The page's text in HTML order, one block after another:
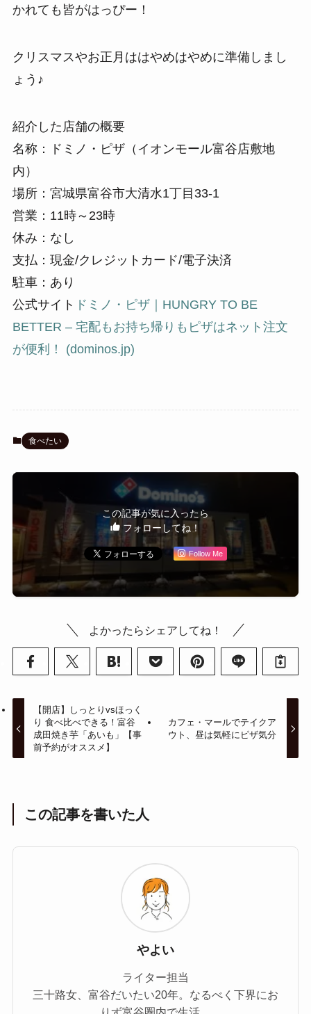
かれても皆がはっぴー！
クリスマスやお正月ははやめはやめに準備しまし
ょう♪
紹介した店舗の概要
名称：ドミノ・ピザ（イオンモール富谷店敷地
内）
場所：宮城県富谷市大清水1丁目33-1
営業：11時～23時
休み：なし
支払：現金/クレジットカード/電子決済
駐車：あり
公式サイト ドミノ・ピザ｜HUNGRY TO BE
BETTER – 宅配もお持ち帰りもピザはネット注文
が便利！ (dominos.jp)
食べたい
この記事が気に入ったら
フォローしてね！
Follow Me
よかったらシェアしてね！
【開店】しっとりvsほっく
り 食べ比べできる！富谷
成田焼き芋「あいも」【事
前予約がオススメ】
カフェ・マールでテイクア
ウト、昼は気軽にピザ気分
この記事を書いた人
やよい
ライター担当
三十路女、富谷だいたい20年。なるべく下界にお